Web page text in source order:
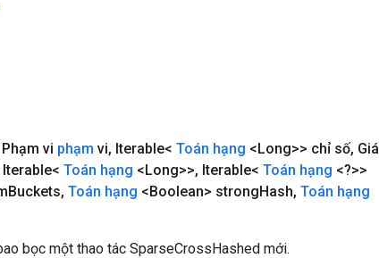
vi phạm vi, Iterable< Toán hạng <Long>> chỉ số, Giá
Toán hạng <Long>>, Iterable< Toán hạng <?>>
Buckets, Toán hạng <Boolean> strongHash, Toán hạng
bọc một thao tác SparseCrossHashed mới.